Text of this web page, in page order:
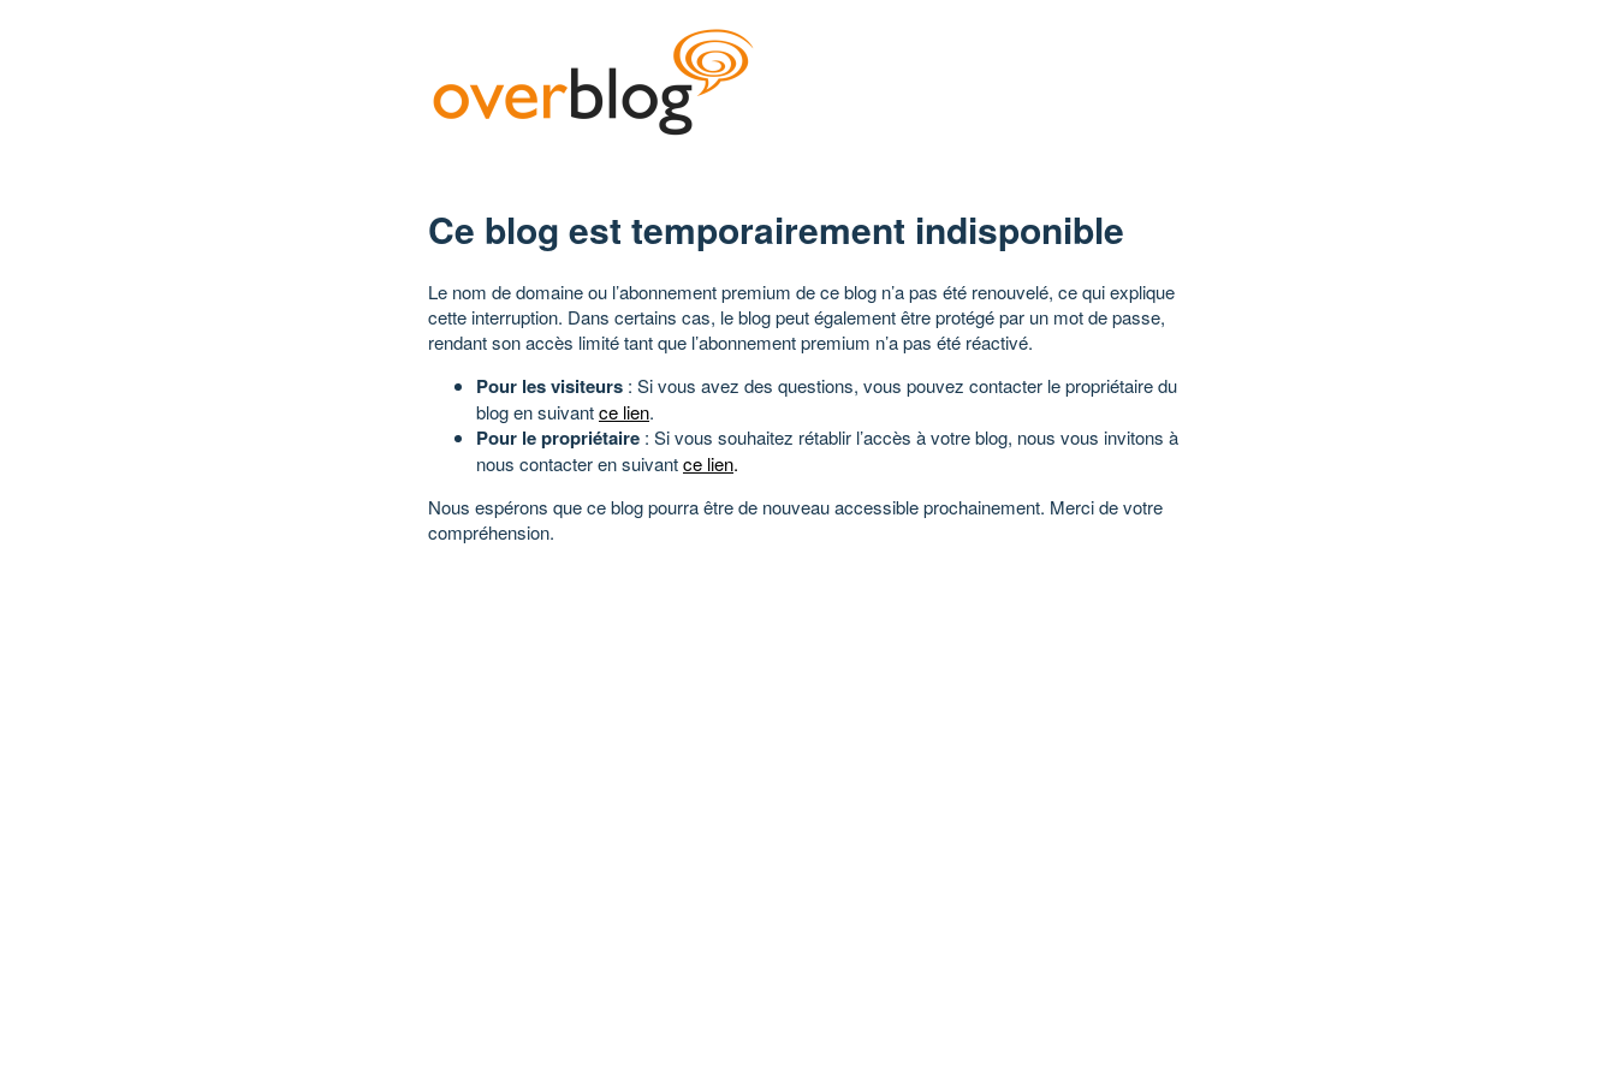
Ce blog est temporairement indisponible
Le nom de domaine ou l’abonnement premium de ce blog n’a pas été renouvelé, ce qui explique
cette interruption. Dans certains cas, le blog peut également être protégé par un mot de passe,
rendant son accès limité tant que l’abonnement premium n’a pas été réactivé.
Pour les visiteurs : Si vous avez des questions, vous pouvez contacter le propriétaire du
blog en suivantce lien.
Pour le propriétaire : Si vous souhaitez rétablir l’accès à votre blog, nous vous invitons à
nous contacter en suivantce lien.
Nous espérons que ce blog pourra être de nouveau accessible prochainement. Merci de votre
compréhension.